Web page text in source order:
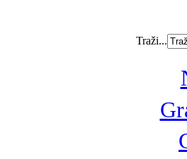
Traži...